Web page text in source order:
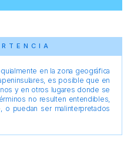
en la zona geográfica
es posible que en
y en otros lugares donde se
no resulten entendibles,
o puedan ser malinterpretados